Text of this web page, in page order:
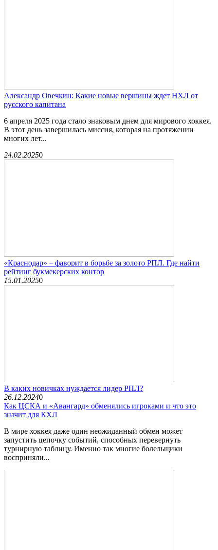
Александр Овечкин: Какие новые вершины ждет НХЛ от
русского капитана
6 апреля 2025 года стало знаковым днем для мирового хоккея.
В этот день завершилась миссия, которая на протяжении
многих лет...
24.02.20250
«Краснодар» – фаворит в борьбе за золото РПЛ. Где найти
рейтинг букмекерских контор
15.01.20250
В каких новичках нуждается лидер РПЛ?
26.12.20240
Как ЦСКА и «Авангард» обменялись игроками и что это
значит для КХЛ
В мире хоккея даже один неожиданный обмен может
запустить цепочку событий, способных перевернуть
турнирную таблицу. Именно так многие болельщики
восприняли...